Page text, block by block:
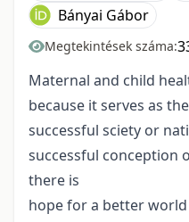
Bányai Gábor
Megtekintések száma:
Maternal and child
because it serves as
successful sciety or
successful conception
there is
hope for a better world